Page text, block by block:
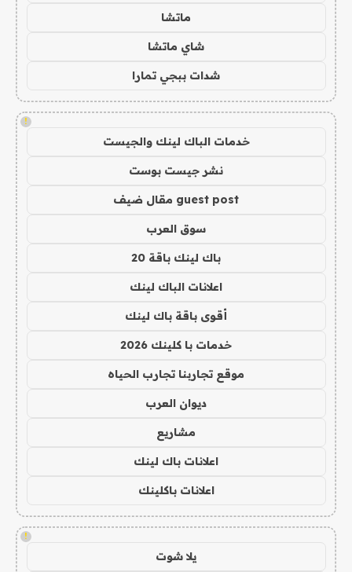
ماتشا
شاي ماتشا
شدات ببجي تمارا
!
خدمات الباك لينك والجيست
نشر جيست بوست
guest post مقال ضيف
سوق العرب
باك لينك باقة 20
اعلانات الباك لينك
أقوى باقة باك لينك
خدمات با كلينك 2026
موقع تجاربنا تجارب الحياه
ديوان العرب
مشاريع
اعلانات باك لينك
اعلانات باكلينك
!
يلا شوت